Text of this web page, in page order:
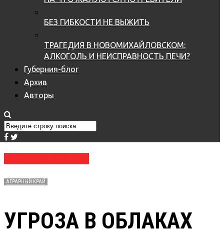
БЕЗ ГИБКОСТИ НЕ ВЫЖИТЬ
ТРАГЕДИЯ В НОВОМИХАЙЛОВСКОМ:
АЛКОГОЛЬ И НЕИСПРАВНОСТЬ ПЕЧИ?
Губерния-блог
Архив
Авторы
АГРАРНЫЙ КРАЙ
УГРОЗА В ОБЛАКАХ